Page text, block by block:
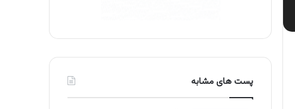
پست های مشابه